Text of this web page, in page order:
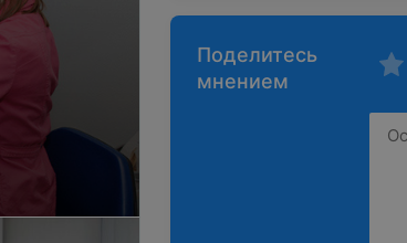
Поделитесь
мнением